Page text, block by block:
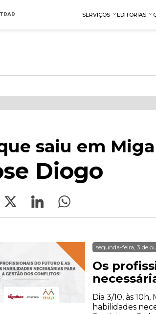
SERVIÇOS EDITORIAS
saiu em
Diogo
segunda-feira, 3 de
Os
Dia 3/10, às
habilidades